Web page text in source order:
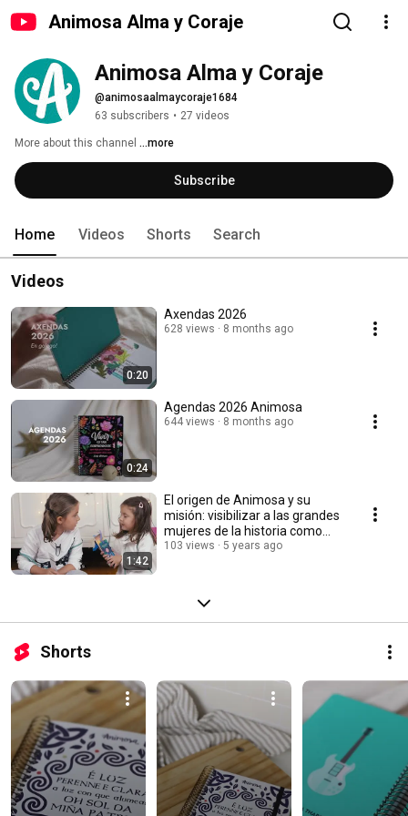
Animosa Alma y Coraje
Animosa Alma y Coraje
@animosaalmaycoraje1684
63 subscribers • 27 videos
More about this channel ...more
Subscribe
Home Videos Shorts Search
Videos
0:20
Axendas 2026
628 views 8 months ago
0:24
Agendas 2026 Animosa
644 views 8 months ago
1:42
El origen de Animosa y su
misión: visibilizar a las grandes
mujeres de la historia como
referentes.
103 views 5 years ago
Shorts